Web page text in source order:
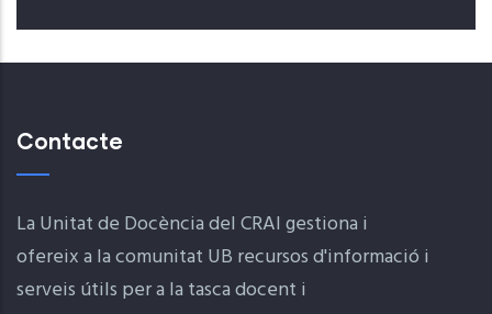
Contacte
La Unitat de Docència del CRAI gestiona i
ofereix a la comunitat UB recursos d'informació i
serveis útils per a la tasca docent i